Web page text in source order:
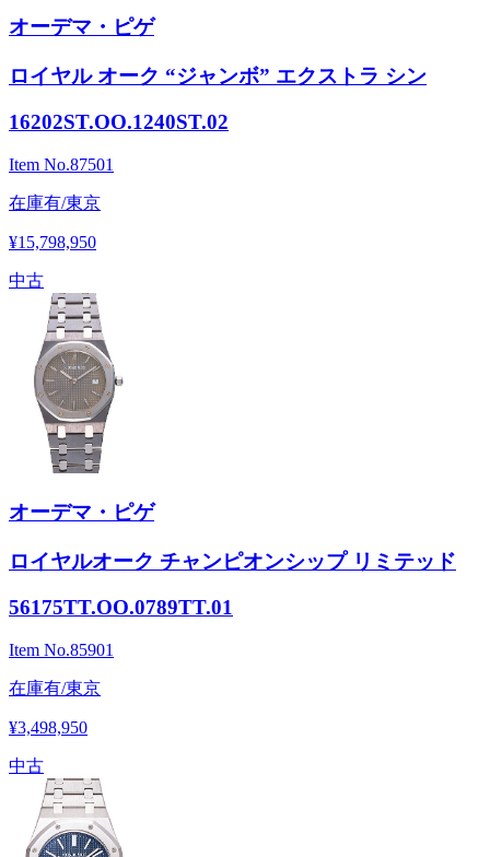
オーデマ・ピゲ
ロイヤル オーク “ジャンボ” エクストラ シン
16202ST.OO.1240ST.02
Item No.87501
在庫有/東京
¥15,798,950
中古
オーデマ・ピゲ
ロイヤルオーク チャンピオンシップ リミテッド
56175TT.OO.0789TT.01
Item No.85901
在庫有/東京
¥3,498,950
中古